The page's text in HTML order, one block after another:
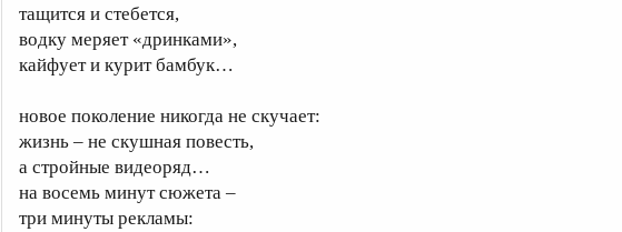
тащится и стебется,
водку меряет «дринками»,
кайфует и курит бамбук…
новое поколение никогда не скучает:
жизнь – не скушная повесть,
а стройные видеоряд…
на восемь минут сюжета –
три минуты рекламы: